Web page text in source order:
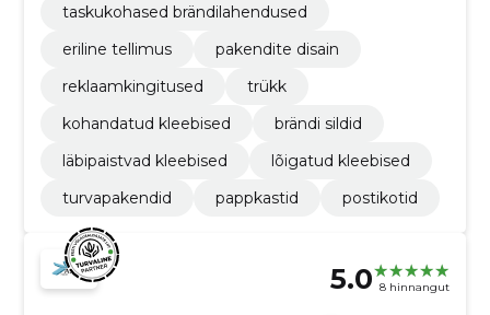
taskukohased brändilahendused
eriline tellimus
pakendite disain
reklaamkingitused
trükk
kohandatud kleebised
brändi sildid
läbipaistvad kleebised
lõigatud kleebised
turvapakendid
pappkastid postikotid
5.0 8 hinnangut